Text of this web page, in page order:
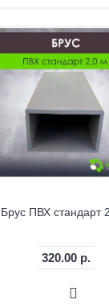
Брус ПВХ стандарт
320.00 р.